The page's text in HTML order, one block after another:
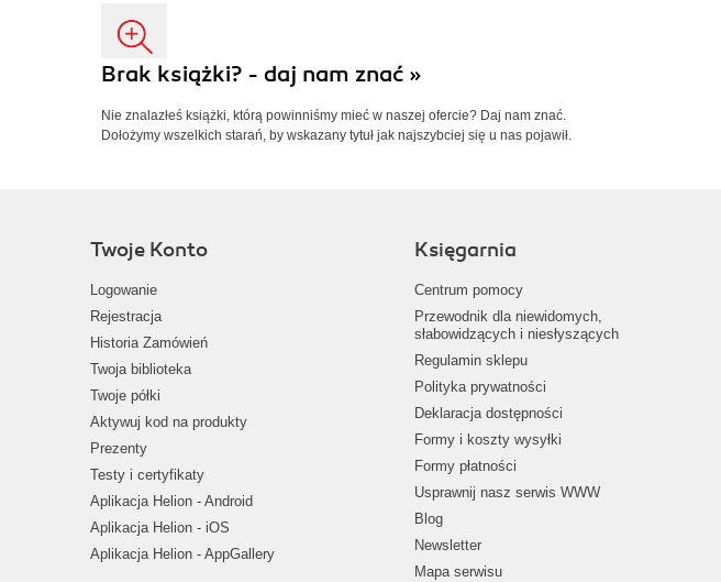
Brak książki? - daj nam znać »
Nie znalazłeś książki, którą powinniśmy mieć w naszej ofercie? Daj nam znać.
Dołożymy wszelkich starań, by wskazany tytuł jak najszybciej się u nas pojawił.
Twoje Konto
Logowanie
Rejestracja
Historia Zamówień
Twoja biblioteka
Twoje półki
Aktywuj kod na produkty
Prezenty
Testy i certyfikaty
Aplikacja Helion - Android
Aplikacja Helion - iOS
Aplikacja Helion - AppGallery
Księgarnia
Centrum pomocy
Przewodnik dla niewidomych,
słabowidzących i niesłyszących
Regulamin sklepu
Polityka prywatności
Deklaracja dostępności
Formy i koszty wysyłki
Formy płatności
Usprawnij nasz serwis WWW
Blog
Newsletter
Mapa serwisu